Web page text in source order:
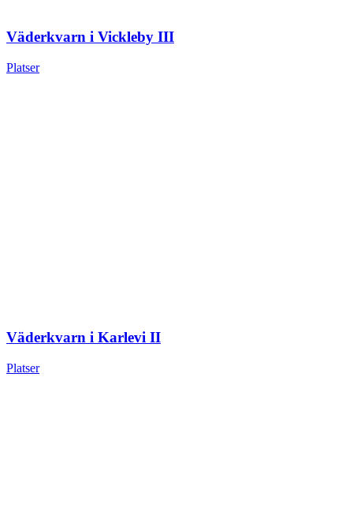
Väderkvarn i Vickleby III
Platser
Väderkvarn i Karlevi II
Platser